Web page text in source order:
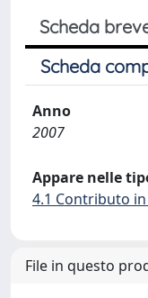
Scheda
Scheda
Anno
2007
Appare nelle
4.1 Contributo
File in questo